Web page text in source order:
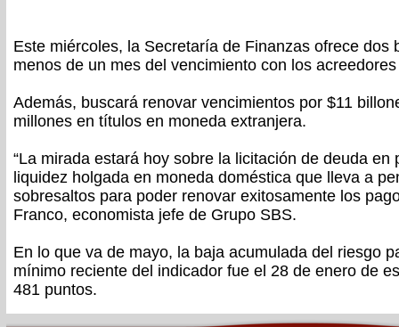
Este miércoles, la Secretaría de Finanzas ofrece dos
menos de un mes del vencimiento con los
Además, buscará renovar vencimientos por $11
millones en títulos en moneda extranjera.
“La mirada estará hoy sobre la licitación de deuda
liquidez holgada en moneda doméstica que lleva a
sobresaltos para poder renovar exitosamente los
Franco, economista jefe de Grupo SBS.
En lo que va de mayo, la baja acumulada del riesgo
mínimo reciente del indicador fue el 28 de enero de
481 puntos.